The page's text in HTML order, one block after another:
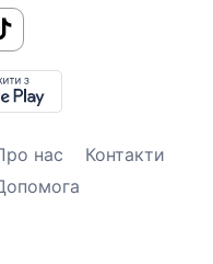
нас
Контакти